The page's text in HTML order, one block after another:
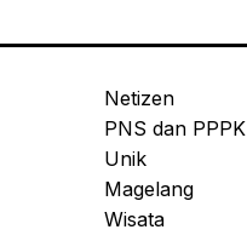
Netizen
PNS dan PPPK
Unik
Magelang
Wisata